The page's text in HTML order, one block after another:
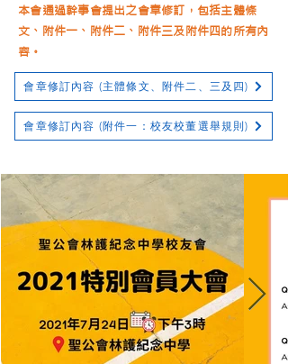
本會通過幹事會提出之會章修訂，包括主體條
文、附件一、附件二、附件三及附件四的所有內
容。
會章修訂內容 (主體條文、附件二、三及四)
會章修訂內容 (附件一：校友校董選舉規則)